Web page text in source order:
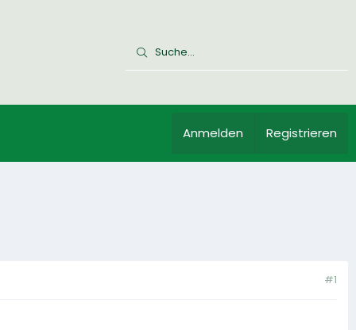
Anmelden Registrieren
#1